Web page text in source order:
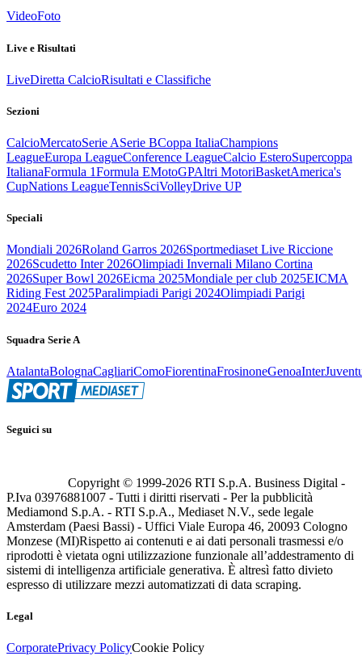
VideoFoto
Live e Risultati
LiveDiretta CalcioRisultati e Classifiche
Sezioni
CalcioMercatoSerie ASerie BCoppa ItaliaChampions
LeagueEuropa LeagueConference LeagueCalcio EsteroSupercoppa
ItalianaFormula 1Formula EMotoGPAltri MotoriBasketAmerica's
CupNations LeagueTennisSciVolleyDrive UP
Speciali
Mondiali 2026Roland Garros 2026Sportmediaset Live Riccione
2026Scudetto Inter 2026Olimpiadi Invernali Milano Cortina
2026Super Bowl 2026Eicma 2025Mondiale per club 2025EICMA
Riding Fest 2025Paralimpiadi Parigi 2024Olimpiadi Parigi
2024Euro 2024
Squadra Serie A
AtalantaBolognaCagliariComoFiorentinaFrosinoneGenoaInter
Seguici su
Copyright © 1999-2026 RTI S.p.A. Business Digital -
P.Iva 03976881007 - Tutti i diritti riservati - Per la pubblicità
Mediamond S.p.A. - RTI S.p.A., Mediaset N.V., sede legale
Amsterdam (Paesi Bassi) - Uffici Viale Europa 46, 20093 Cologno
Monzese (MI)Rispetto ai contenuti e ai dati personali trasmessi e/o
riprodotti è vietata ogni utilizzazione funzionale all’addestramento di
sistemi di intelligenza artificiale generativa. È altresì fatto divieto
espresso di utilizzare mezzi automatizzati di data scraping.
Legal
CorporatePrivacy PolicyCookie Policy